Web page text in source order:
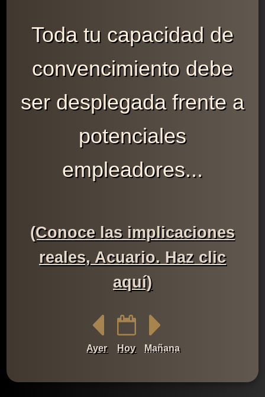
Toda tu capacidad de
convencimiento debe
ser desplegada frente a
potenciales
empleadores...
(Conoce las implicaciones
reales, Acuario. Haz clic
aquí)
Ayer Hoy Mañana